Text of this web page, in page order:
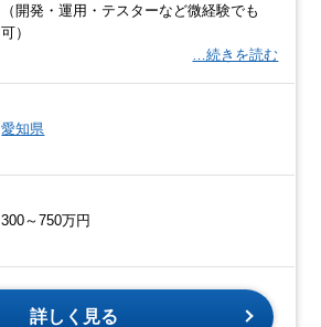
（開発・運用・テスターなど微経験でも
可）
…続きを読む
愛知県
300～750万円
詳しく見る